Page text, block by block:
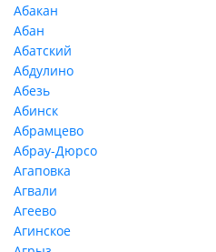
Абакан
Абан
Абатский
Абдулино
Абезь
Абинск
Абрамцево
Абрау-Дюрсо
Агаповка
Агвали
Агеево
Агинское